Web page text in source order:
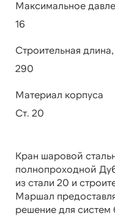
Максимальное
16
Строительная
290
Материал корпуса
Ст. 20
Кран шаровой
полнопроходной
из стали 20 и
Маршал
решение для систем